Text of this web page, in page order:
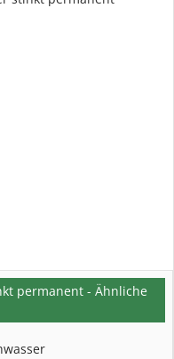
permanent - Ähnliche